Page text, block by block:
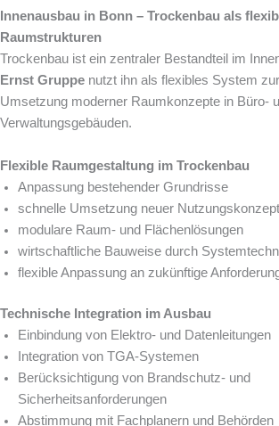
Innenausbau in Bonn – Trockenbau als
Raumstrukturen
Trockenbau ist ein zentraler Bestandteil im
Ernst Gruppe nutzt ihn als flexibles System
Umsetzung moderner Raumkonzepte in Büro-
Verwaltungsgebäuden.
Flexible Raumgestaltung im Trockenbau
Anpassung bestehender Grundrisse
schnelle Umsetzung neuer
modulare Raum- und Flächenlösungen
wirtschaftliche Bauweise durch
flexible Anpassung an zukünftige
Technische Integration im Ausbau
Einbindung von Elektro- und Datenleitungen
Integration von TGA-Systemen
Berücksichtigung von Brandschutz- und
Sicherheitsanforderungen
Abstimmung mit Fachplanern und Behörden